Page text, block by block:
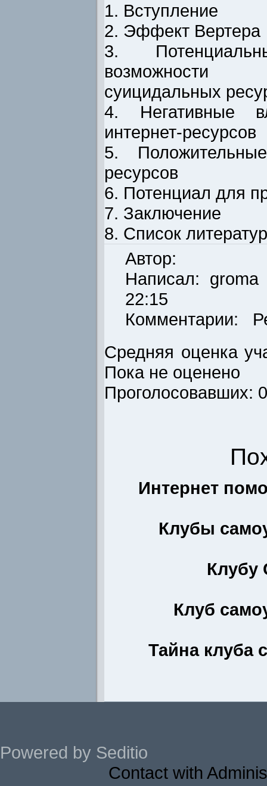
1. Вступление
2. Эффект Вертера
3.
суицидальных
4. Негативные
интернет-ресурсов
5.
ресурсов
6. Потенциал для
7. Заключение
8. Список
Автор:
Написал: groma
22:15
Комментарии:
Средняя оценка
Пока не оценено
Проголосовавших: 0
Интернет
Клубы
Клубу
Клуб
Тайна клуба
Powered by Seditio
Contact with